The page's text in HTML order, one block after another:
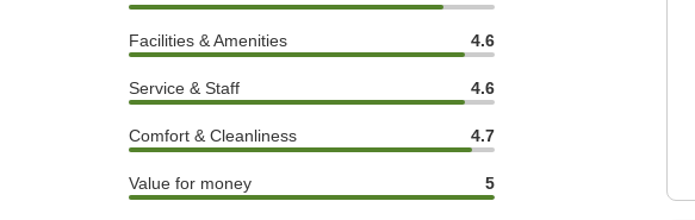
Facilities & Amenities 4.6
Service & Staff 4.6
Comfort & Cleanliness 4.7
Value for money 5